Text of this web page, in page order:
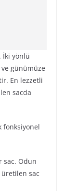
İki yönlü
günümüze
En lezzetli
sacda
fonksiyonel
sac. Odun
üretilen sac